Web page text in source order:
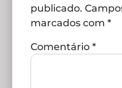
publicado.
marcados com *
Comentário *